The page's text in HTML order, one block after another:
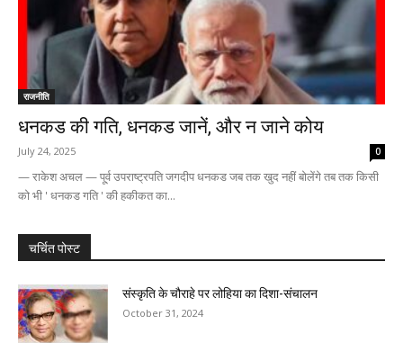
राजनीति
धनकड की गति, धनकड जानें, और न जाने कोय
July 24, 2025 0
— राकेश अचल — पू्र्व उपराष्ट्रपति जगदीप धनकड जब तक खुद नहीं बोलेंगे तब तक किसी
को भी ' धनकड गति ' की हकीकत का...
चर्चित पोस्ट
संस्कृति के चौराहे पर लोहिया का दिशा-संचालन
October 31, 2024